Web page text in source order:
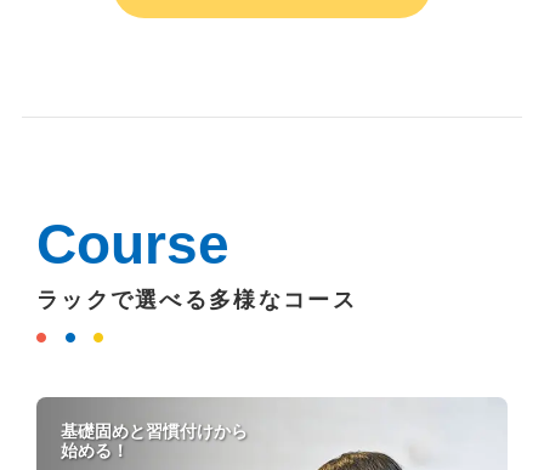
Course
ラックで選べる多様なコース
基礎固めと習慣付けから
始める！